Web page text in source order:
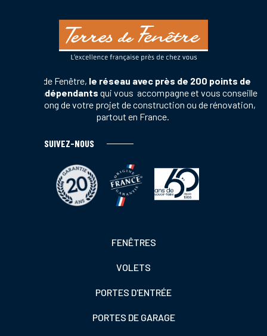
Terres de Fenêtre, le réseau avec près de 200 points de
vente indépendants qui vous accompagne et vous conseille
tout au long de votre projet de construction ou de rénovation,
partout en France.
SUIVEZ-NOUS
FENÊTRES
VOLETS
PORTES D'ENTRÉE
PORTES DE GARAGE